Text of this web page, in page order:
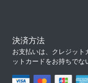
決済方法
お支払いは、クレジット
ットカードをお持ちでな